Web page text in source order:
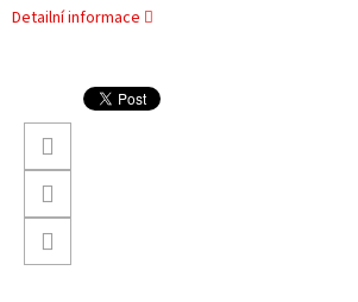
Detailní informace